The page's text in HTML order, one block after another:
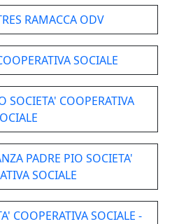
RAMACCA ODV
SOCIALE
SOCIETA' COOPERATIVA
PADRE PIO SOCIETA'
SOCIALE
COOPERATIVA SOCIALE -